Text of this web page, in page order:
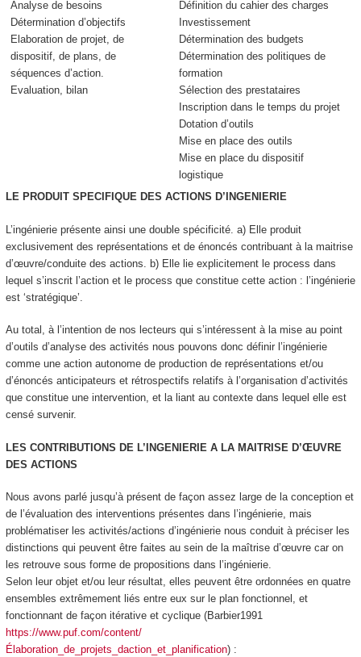
Analyse de besoins
Détermination d’objectifs
Elaboration de projet, de
dispositif, de plans, de
séquences d’action.
Evaluation, bilan
Définition du cahier des charges
Investissement
Détermination des budgets
Détermination des politiques de
formation
Sélection des prestataires
Inscription dans le temps du projet
Dotation d’outils
Mise en place des outils
Mise en place du dispositif
logistique
LE PRODUIT SPECIFIQUE DES ACTIONS D’INGENIERIE
L’ingénierie présente ainsi une double spécificité. a) Elle produit
exclusivement des représentations et de énoncés contribuant à la maitrise
d’œuvre/conduite des actions. b) Elle lie explicitement le process dans
lequel s’inscrit l’action et le process que constitue cette action : l’ingénierie
est ‘stratégique’.
Au total, à l’intention de nos lecteurs qui s’intéressent à la mise au point
d’outils d’analyse des activités nous pouvons donc définir l ’ingénierie
comme une action autonome de production de représentations et/ou
d’énoncés anticipateurs et rétrospectifs relatifs à l’organisation d’activités
que constitue une intervention, et la liant au contexte dans lequel elle est
censé survenir.
LES CONTRIBUTIONS DE L’INGENIERIE A LA MAITRISE D’ŒUVRE
DES ACTIONS
Nous avons parlé jusqu’à présent de façon assez large de la conception et
de l’évaluation des interventions présentes dans l’ingénierie, mais
problématiser les activités/actions d’ingénierie nous conduit à préciser les
distinctions qui peuvent être faites au sein de la maîtrise d’œuvre car on
les retrouve sous forme de propositions dans l’ingénierie.
Selon leur objet et/ou leur résultat, elles peuvent être ordonnées en quatre
ensembles extrêmement liés entre eux sur le plan fonctionnel, et
fonctionnant de façon itérative et cyclique (Barbier1991
https://www.puf.com/content/
Élaboration_de_projets_daction_et_planification) :